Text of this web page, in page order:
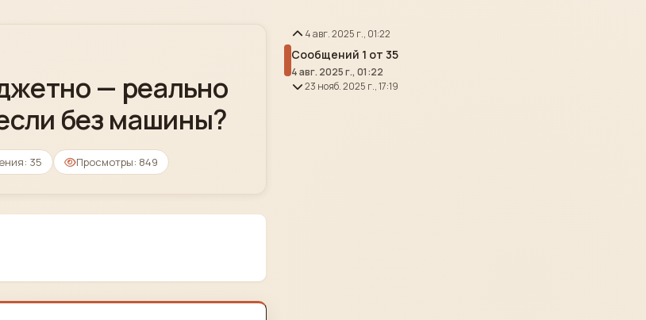
— реально
без машины?
35 Просмотры: 849
4 авг. 2025 г., 01:22
Сообщений 1 от 35
4 авг. 2025 г., 01:22
23 нояб. 2025 г., 17:19